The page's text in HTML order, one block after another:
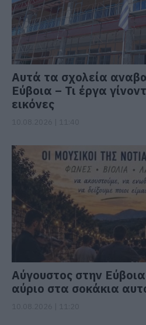
Αυτά τα σχολεία
Εύβοια – Τι έργα
εικόνες
Αύγουστος στην
αύριο στα σοκάκια